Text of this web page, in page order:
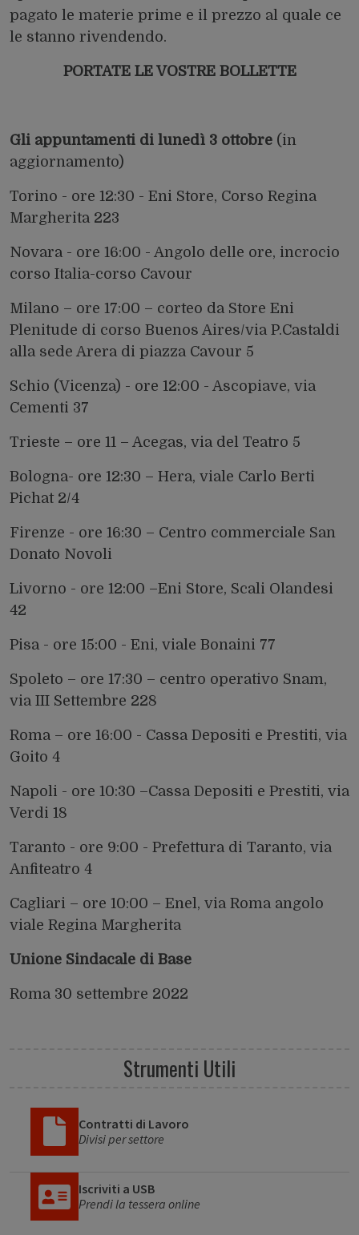
pagato le materie prime e il prezzo al quale ce
le stanno rivendendo.
PORTATE LE VOSTRE BOLLETTE
Gli appuntamenti di lunedì 3 ottobre (in
aggiornamento)
Torino - ore 12:30 - Eni Store, Corso Regina
Margherita 223
Novara - ore 16:00 - Angolo delle ore, incrocio
corso Italia-corso Cavour
Milano – ore 17:00 – corteo da Store Eni
Plenitude di corso Buenos Aires/via P.Castaldi
alla sede Arera di piazza Cavour 5
Schio (Vicenza) - ore 12:00 - Ascopiave, via
Cementi 37
Trieste – ore 11 – Acegas, via del Teatro 5
Bologna- ore 12:30 – Hera, viale Carlo Berti
Pichat 2/4
Firenze - ore 16:30 – Centro commerciale San
Donato Novoli
Livorno - ore 12:00 –Eni Store, Scali Olandesi
42
Pisa - ore 15:00 - Eni, viale Bonaini 77
Spoleto – ore 17:30 – centro operativo Snam,
via III Settembre 228
Roma – ore 16:00 - Cassa Depositi e Prestiti, via
Goito 4
Napoli - ore 10:30 –Cassa Depositi e Prestiti, via
Verdi 18
Taranto - ore 9:00 - Prefettura di Taranto, via
Anfiteatro 4
Cagliari – ore 10:00 – Enel, via Roma angolo
viale Regina Margherita
Unione Sindacale di Base
Roma 30 settembre 2022
Strumenti Utili
Contratti di Lavoro
Divisi per settore
Iscriviti a USB
Prendi la tessera online